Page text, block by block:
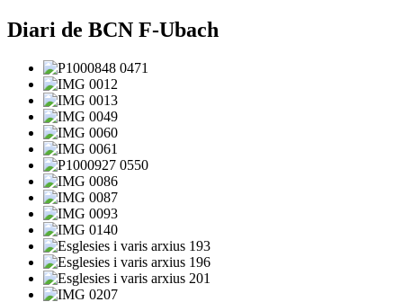
Diari de BCN F-Ubach